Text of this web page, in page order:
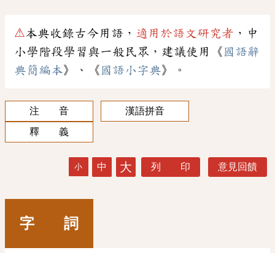
⚠本典收錄古今用語， 適用於語文研究者 ，中
小學階段學習與一般民眾，建議使用《 國語辭
典簡編本》、《 國語小字典》。
注 音
漢語拼音
釋 義
小 中 大 列 印 意見回饋
字 詞